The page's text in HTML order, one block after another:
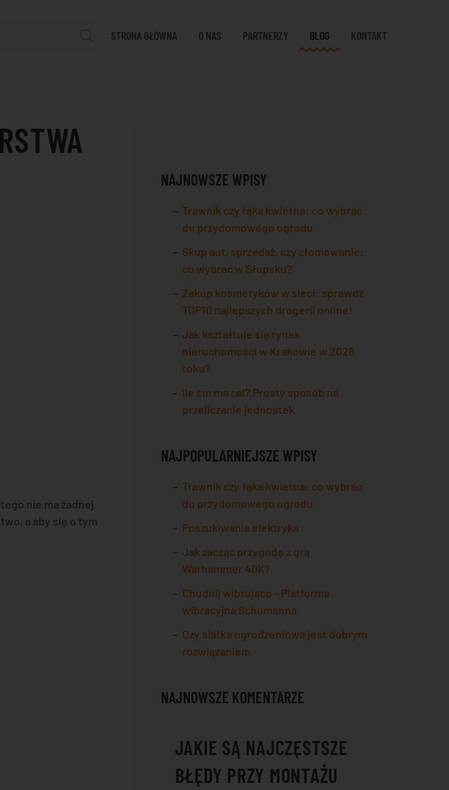
STRONA GŁÓWNA O NAS PARTNERZY BLOG KONTAKT
nie ma żadnej
a aby się o tym
NAJNOWSZE WPISY
Trawnik czy łąka kwietna: co wybrać
do przydomowego ogrodu
Skup aut, sprzedaż, czy złomowanie:
co wybrać w Słupsku?
Zakup kosmetyków w sieci: sprawdź
TOP10 najlepszych drogerii online!
Jak kształtuje się rynek
nieruchomości w Krakowie w 2026
roku?
Ile cm ma cal? Prosty sposób na
przeliczanie jednostek
NAJPOPULARNIEJSZE WPISY
Trawnik czy łąka kwietna: co wybrać
do przydomowego ogrodu
Poszukiwania elektryka
Jak zacząć przygodę z grą
Warhammer 40K?
Chudnij wibrująco – Platforma
wibracyjna Schumanna
Czy siatka ogrodzeniowa jest dobrym
rozwiązaniem
NAJNOWSZE KOMENTARZE
JAKIE SĄ NAJCZĘSTSZE
BŁĘDY PRZY MONTAŻU